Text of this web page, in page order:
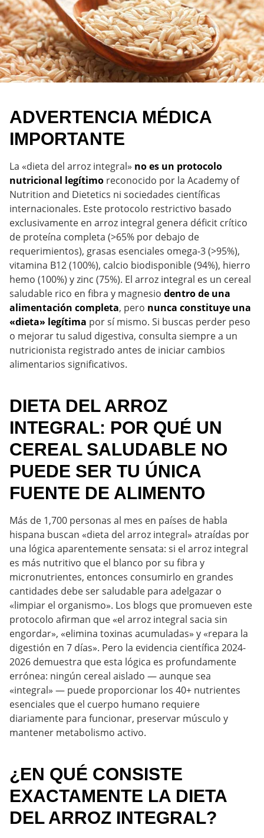
ADVERTENCIA MÉDICA
IMPORTANTE
La «dieta del arroz integral» no es un protocolo
nutricional legítimo reconocido por la Academy of
Nutrition and Dietetics ni sociedades científicas
internacionales. Este protocolo restrictivo basado
exclusivamente en arroz integral genera déficit crítico
de proteína completa (>65% por debajo de
requerimientos), grasas esenciales omega-3 (>95%),
vitamina B12 (100%), calcio biodisponible (94%), hierro
hemo (100%) y zinc (75%). El arroz integral es un cereal
saludable rico en fibra y magnesio dentro de una
alimentación completa, pero nunca constituye una
«dieta» legítima por sí mismo. Si buscas perder peso
o mejorar tu salud digestiva, consulta siempre a un
nutricionista registrado antes de iniciar cambios
alimentarios significativos.
DIETA DEL ARROZ
INTEGRAL: POR QUÉ UN
CEREAL SALUDABLE NO
PUEDE SER TU ÚNICA
FUENTE DE ALIMENTO
Más de 1,700 personas al mes en países de habla
hispana buscan «dieta del arroz integral» atraídas por
una lógica aparentemente sensata: si el arroz integral
es más nutritivo que el blanco por su fibra y
micronutrientes, entonces consumirlo en grandes
cantidades debe ser saludable para adelgazar o
«limpiar el organismo». Los blogs que promueven este
protocolo afirman que «el arroz integral sacia sin
engordar», «elimina toxinas acumuladas» y «repara la
digestión en 7 días». Pero la evidencia científica 2024-
2026 demuestra que esta lógica es profundamente
errónea: ningún cereal aislado — aunque sea
«integral» — puede proporcionar los 40+ nutrientes
esenciales que el cuerpo humano requiere
diariamente para funcionar, preservar músculo y
mantener metabolismo activo.
¿EN QUÉ CONSISTE
EXACTAMENTE LA DIETA
DEL ARROZ INTEGRAL?